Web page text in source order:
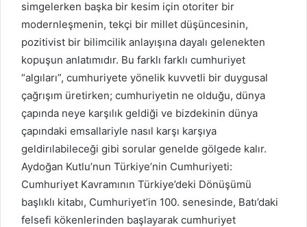
simgelerken başka bir kesim için otoriter bir
modernleşmenin, tekçi bir millet düşüncesinin,
pozitivist bir bilimcilik anlayışına dayalı gelenekten
kopuşun anlatımıdır. Bu farklı farklı cumhuriyet
“algıları”, cumhuriyete yönelik kuvvetli bir duygusal
çağrışım üretirken; cumhuriyetin ne olduğu, dünya
çapında neye karşılık geldiği ve bizdekinin dünya
çapındaki emsallariyle nasıl karşı karşıya
geldirılabileceği gibi sorular genelde gölgede kalır.
Aydoğan Kutlu’nun Türkiye’nin Cumhuriyeti:
Cumhuriyet Kavramının Türkiye’deki Dönüşümü
başlıklı kitabı, Cumhuriyet’in 100. senesinde, Batı’daki
felsefi kökenlerinden başlayarak cumhuriyet